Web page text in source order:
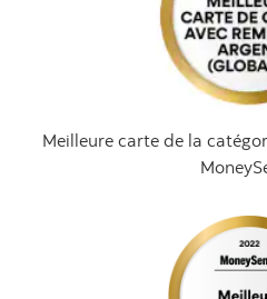
Meilleure carte de la